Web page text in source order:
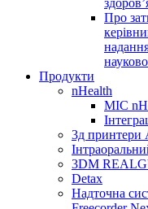
Про
Продукти
nHealth
МІС
3д принтери
3DM
Detax
Надточна